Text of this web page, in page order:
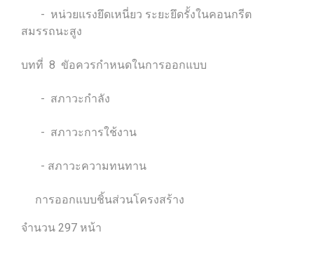
- หน่วยแรงยึดเหนี่ยว ระยะยึดรั้งในคอนกรีต
สมรรถนะสูง
บทที่ 8 ขัอควรกำหนดในการออกแบบ
- สภาวะกำลัง
- สภาวะการใช้งาน
- สภาวะความทนทาน
การออกแบบชิ้นส่วนโครงสร้าง
จำนวน 297 หน้า